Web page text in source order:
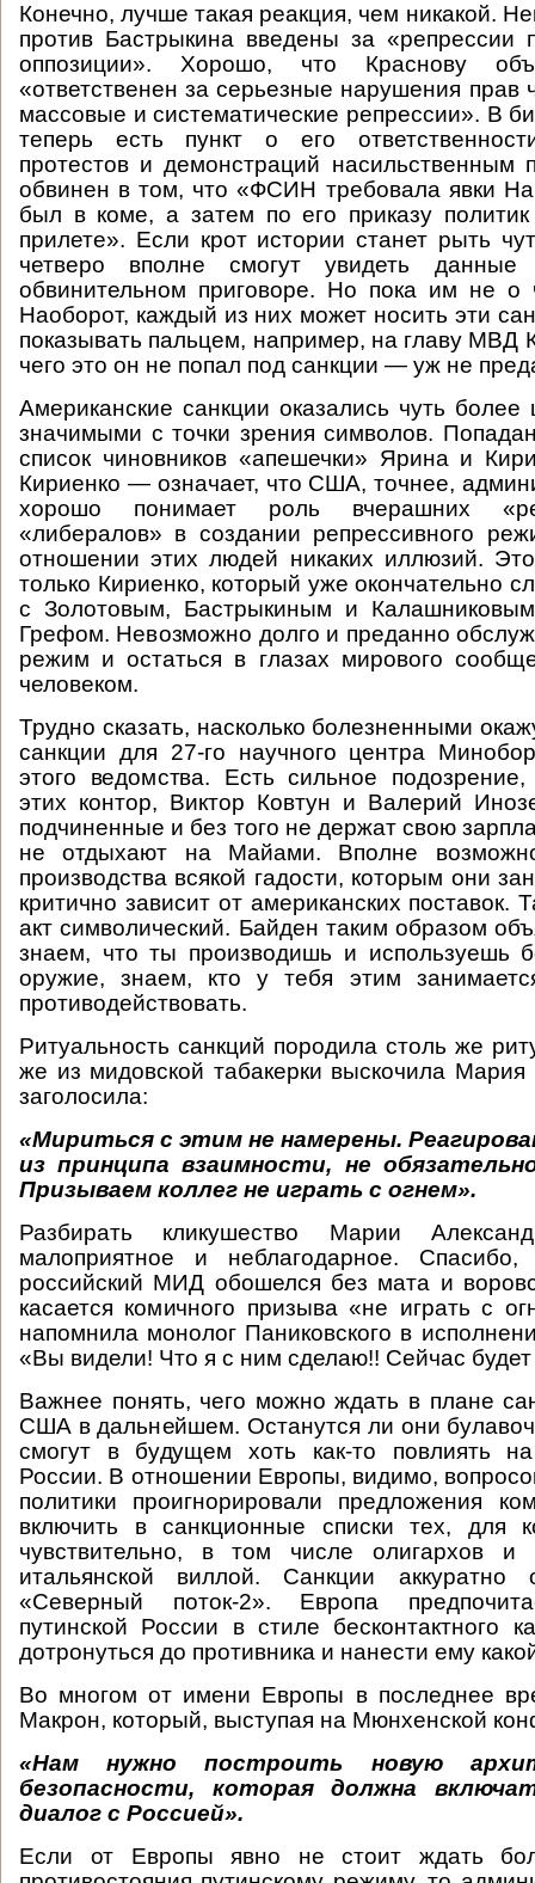
Конечно, лучше такая реакция, чем никакой.
против Бастрыкина введены за «репрессии
оппозиции». Хорошо, что Краснову
«ответственен за серьезные нарушения прав
массовые и систематические репрессии». В
теперь есть пункт о его
протестов и демонстраций насильственным
обвинен в том, что «ФСИН требовала явки
был в коме, а затем по его приказу
прилете». Если крот истории станет рыть
четверо вполне смогут увидеть
обвинительном приговоре. Но пока им не о
Наоборот, каждый из них может носить эти
показывать пальцем, например, на главу МВД
чего это он не попал под санкции — уж не
Американские санкции оказались чуть
значимыми с точки зрения символов.
список чиновников «апешечки» Ярина и
Кириенко — означает, что США, точнее,
хорошо понимает роль вчерашних
«либералов» в создании репрессивного
отношении этих людей никаких иллюзий.
только Кириенко, который уже окончательно
с Золотовым, Бастрыкиным и
Грефом. Невозможно долго и преданно
режим и остаться в глазах мирового
человеком.
Трудно сказать, насколько болезненными
санкции для 27-го научного центра
этого ведомства. Есть сильное подозрение,
этих контор, Виктор Ковтун и Валерий
подчиненные и без того не держат свою
не отдыхают на Майами. Вполне
производства всякой гадости, которым они
критично зависит от американских поставок.
акт символический. Байден таким образом
знаем, что ты производишь и используешь
оружие, знаем, кто у тебя этим
противодействовать.
Ритуальность санкций породила столь же
же из мидовской табакерки выскочила
заголосила:
«Мириться с этим не намерены.
из принципа взаимности, не
Призываем коллег не играть с огнем».
Разбирать кликушество Марии
малоприятное и неблагодарное.
российский МИД обошелся без мата и
касается комичного призыва «не играть с
напомнила монолог Паниковского в
«Вы видели! Что я с ним сделаю!! Сейчас
Важнее понять, чего можно ждать в плане
США в дальнейшем. Останутся ли они
смогут в будущем хоть как-то повлиять
России. В отношении Европы, видимо,
политики проигнорировали предложения
включить в санкционные списки тех, для
чувствительно, в том числе олигархов
итальянской виллой. Санкции аккуратно
«Северный поток-2». Европа
путинской России в стиле бесконтактного
дотронуться до противника и нанести ему
Во многом от имени Европы в последнее
Макрон, который, выступая на Мюнхенской
«Нам нужно построить новую
безопасности, которая должна
диалог с Россией».
Если от Европы явно не стоит ждать